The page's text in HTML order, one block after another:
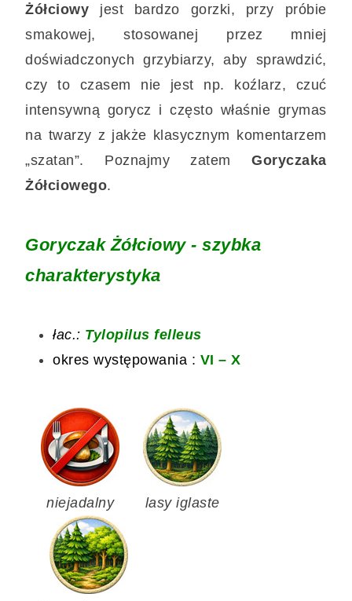
Żółciowy jest bardzo gorzki, przy próbie
smakowej, stosowanej przez mniej
doświadczonych grzybiarzy, aby sprawdzić,
czy to czasem nie jest np. koźlarz, czuć
intensywną gorycz i często właśnie grymas
na twarzy z jakże klasycznym komentarzem
„szatan”. Poznajmy zatemGoryczaka
Żółciowego.
Goryczak Żółciowy - szybka
charakterystyka
łac.: Tylopilus felleus
okres występowania : VI – X
niejadalny lasy iglaste